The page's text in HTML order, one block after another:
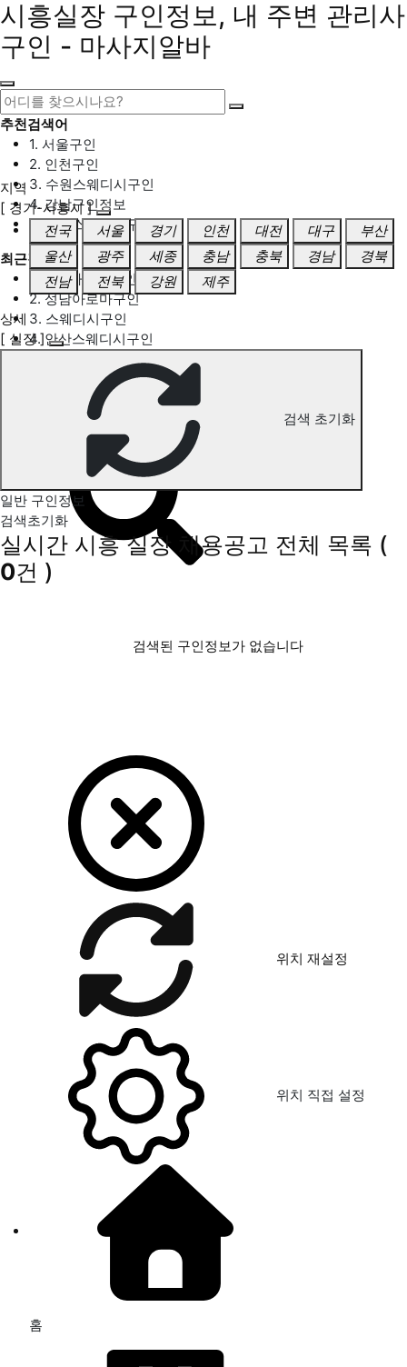
시흥실장 구인정보, 내 주변 관리사
구인 - 마사지알바
추천검색어
1. 서울구인
2. 인천구인
3. 수원스웨디시구인
4. 강남구인정보
5. 동탄스웨디시구인
최근검색어
1. 일산마사지구인
2. 성남아로마구인
3. 스웨디시구인
4. 안산스웨디시구인
시흥 실장 구인정보
지역
[ 경기-시흥시 ]
전국
서울 경기 인천 대전 대구
부산
울산
광주 세종 충남 충북 경남
경북
전남
전북 강원 제주
상세
[ 실장 ]
검색 초기화
일반 구인정보
검색초기화
실시간 시흥 실장 채용공고 전체 목록 (
0건 )
검색된 구인정보가 없습니다
위치 재설정
위치 직접 설정
홈